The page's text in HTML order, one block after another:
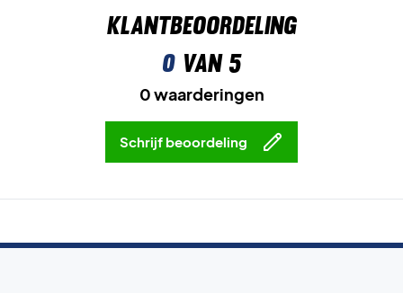
badmintonschoenen!
Kleur: Zwart met kleurrijke details.
Klantbeoordeling
0van 5
0 waarderingen
Schrijf beoordeling